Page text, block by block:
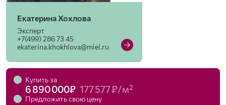
Екатерина Хохлова
Эксперт
+7(499) 286 73 45
ekaterina.khokhlova@miel.ru
Купить за
6 890 000₽ 177 577 ₽/м²
Предложить свою цену